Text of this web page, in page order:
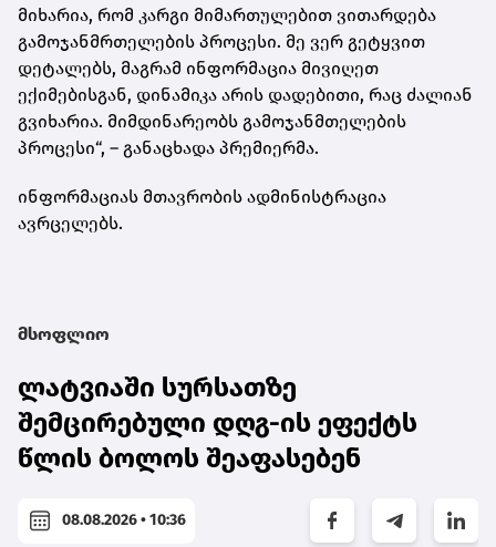
მიხარია, რომ კარგი მიმართულებით ვითარდება
გამოჯანმრთელების პროცესი. მე ვერ გეტყვით
დეტალებს, მაგრამ ინფორმაცია მივიღეთ
ექიმებისგან, დინამიკა არის დადებითი, რაც ძალიან
გვიხარია. მიმდინარეობს გამოჯანმთელების
პროცესი“, – განაცხადა პრემიერმა.
ინფორმაციას მთავრობის ადმინისტრაცია
ავრცელებს.
მსოფლიო
ლატვიაში სურსათზე
შემცირებული დღგ-ის ეფექტს
წლის ბოლოს შეაფასებენ
08.08.2026 • 10:36